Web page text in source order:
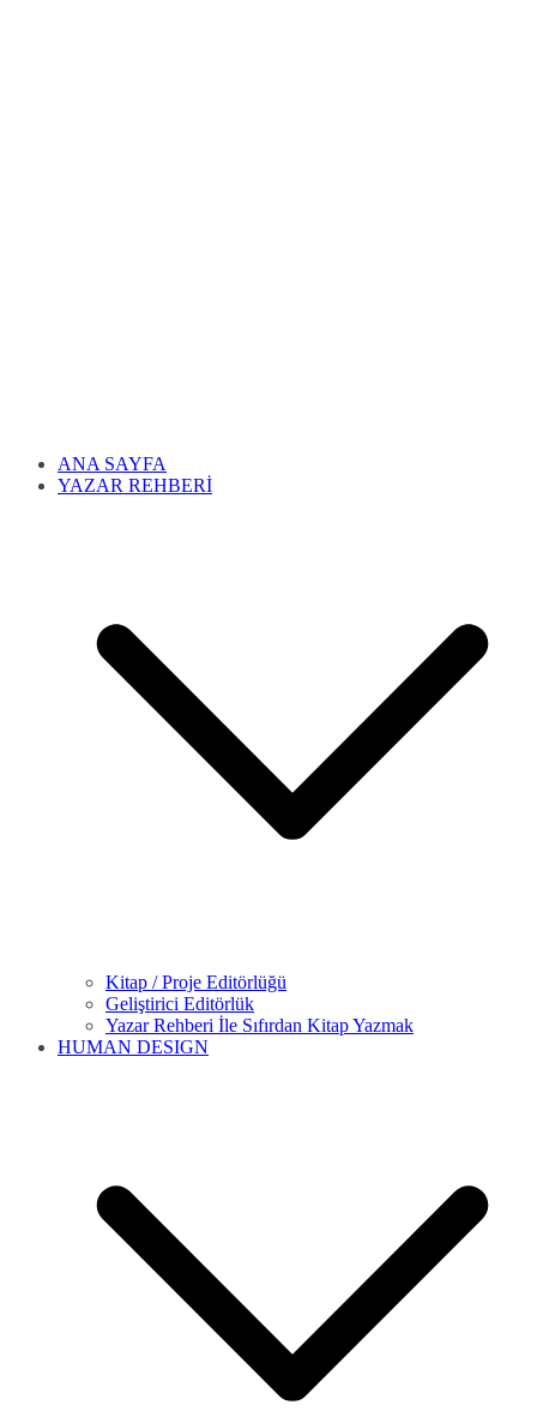
ANA SAYFA
YAZAR REHBERİ
Kitap / Proje Editörlüğü
Geliştirici Editörlük
Yazar Rehberi İle Sıfırdan Kitap Yazmak
HUMAN DESIGN